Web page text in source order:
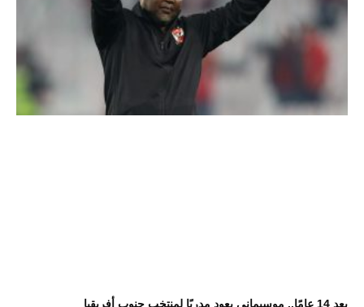
بعد 14 عامًا.. موسيماني يعود مدربًا لمنتخب جنوب أفريقيا